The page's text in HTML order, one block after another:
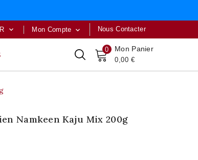
Nous Contacter
Mon Compte 

0 Mon Panier
0,00 €
Namkeen Kaju Mix 200g